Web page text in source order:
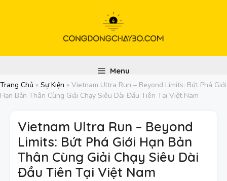
Menu
Trang Chủ » Sự Kiện » Vietnam Ultra Run – Beyond Limits: Bứt Phá Giới
Hạn Bản Thân Cùng Giải Chạy Siêu Dài Đầu Tiên Tại Việt Nam
Vietnam Ultra Run – Beyond
Limits: Bứt Phá Giới Hạn Bản
Thân Cùng Giải Chạy Siêu Dài
Đầu Tiên Tại Việt Nam